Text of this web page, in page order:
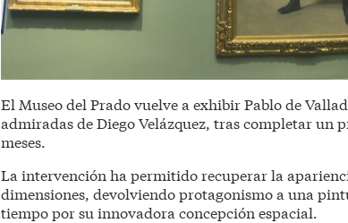
El Museo del Prado vuelve a exhibir Pablo de
admiradas de Diego Velázquez, tras completar un
meses.
La intervención ha permitido recuperar la
dimensiones, devolviendo protagonismo a una
tiempo por su innovadora concepción espacial.